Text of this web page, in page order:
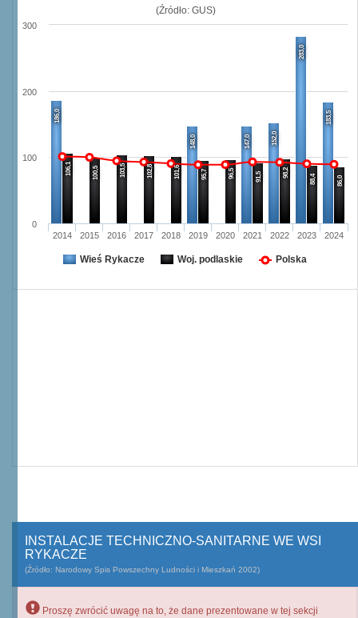
(Źródło: GUS)
186,0
148,0
147,0 152,0
283,0
183,5
106,1 100,5 103,5 102,8 101,6 95,7 96,5 91,5 98,2
88,4 86,0
2014 2015 2016 2017 2018 2019 2020 2021 2022 2023 2024
0
100
200
300
Wieś Rykacze Woj. podlaskie Polska
INSTALACJE TECHNICZNO-SANITARNE WE WSI
RYKACZE
(Źródło: Narodowy Spis Powszechny Ludności i Mieszkań 2002)
Proszę zwrócić uwagę na to, że dane prezentowane w tej sekcji